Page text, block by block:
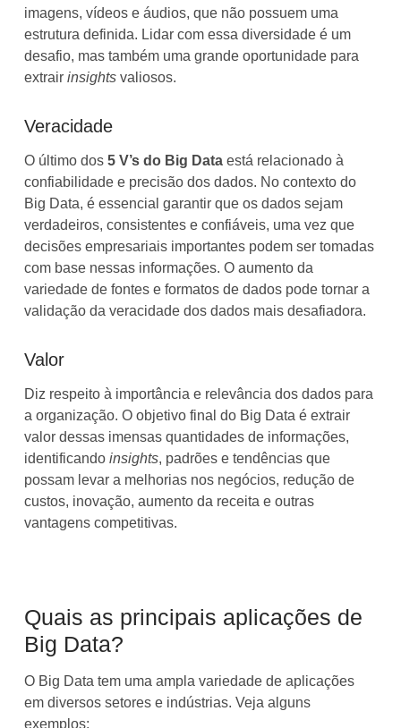
imagens, vídeos e áudios, que não possuem uma
estrutura definida. Lidar com essa diversidade é um
desafio, mas também uma grande oportunidade para
extrair insights valiosos.
Veracidade
O último dos 5 V’s do Big Data está relacionado à
confiabilidade e precisão dos dados. No contexto do
Big Data, é essencial garantir que os dados sejam
verdadeiros, consistentes e confiáveis, uma vez que
decisões empresariais importantes podem ser tomadas
com base nessas informações. O aumento da
variedade de fontes e formatos de dados pode tornar a
validação da veracidade dos dados mais desafiadora.
Valor
Diz respeito à importância e relevância dos dados para
a organização. O objetivo final do Big Data é extrair
valor dessas imensas quantidades de informações,
identificando insights, padrões e tendências que
possam levar a melhorias nos negócios, redução de
custos, inovação, aumento da receita e outras
vantagens competitivas.
Quais as principais aplicações de
Big Data?
O Big Data tem uma ampla variedade de aplicações
em diversos setores e indústrias. Veja alguns
exemplos: